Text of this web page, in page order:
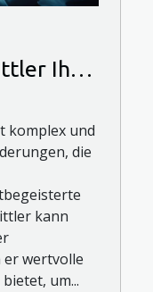
Ihre
komplex und
die
kann
wertvolle
um...